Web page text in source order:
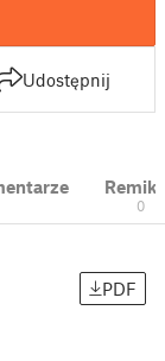
Udostępnij
0
PDF